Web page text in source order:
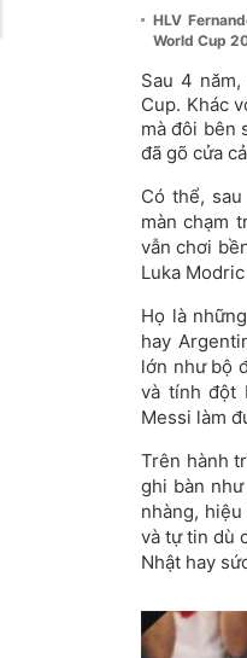
HLV
World Cup
Sau 4
Cup. Khác
mà đôi bên
đã gõ cửa
Có thể,
màn chạm
vẫn chơi
Luka
Họ là
hay
lớn như bộ
và tính đột
Messi làm
Trên hành
ghi bàn
nhàng,
và tự tin dù
Nhật hay